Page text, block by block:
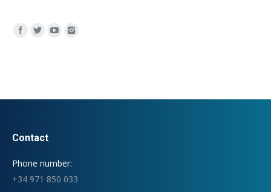
Encuéntranos en:
Contact
Phone number:
+34 971 850 033